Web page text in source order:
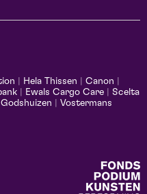
Hela Thissen Canon
Ewals Cargo Care
Scelta
Vostermans